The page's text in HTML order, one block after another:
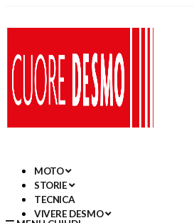
MOTO
STORIE
TECNICA
VIVERE DESMO